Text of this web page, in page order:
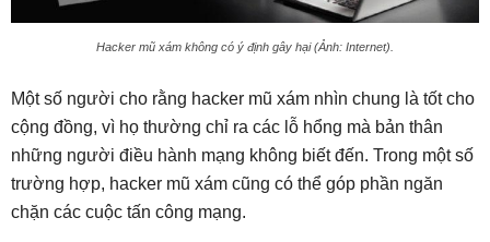
Hacker mũ xám không có ý định gây hại (Ảnh: Internet).
Một số người cho rằng hacker mũ xám nhìn chung là tốt cho
cộng đồng, vì họ thường chỉ ra các lỗ hổng mà bản thân
những người điều hành mạng không biết đến. Trong một số
trường hợp, hacker mũ xám cũng có thể góp phần ngăn
chặn các cuộc tấn công mạng.